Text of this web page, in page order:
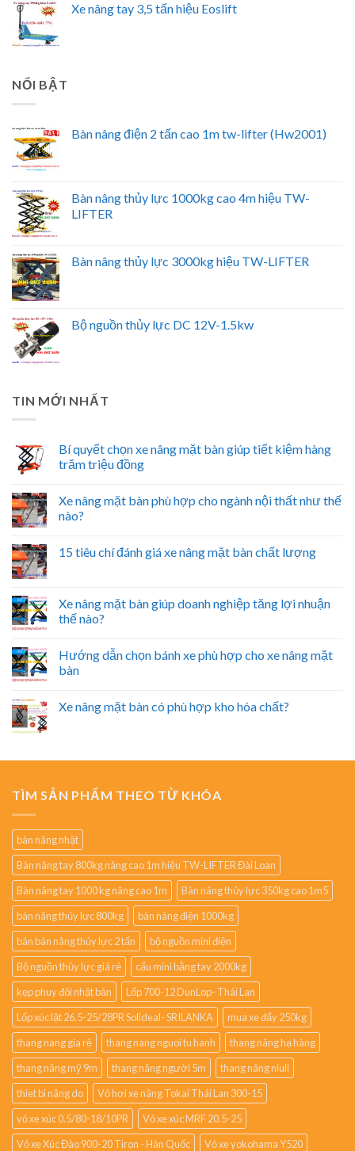
Xe nâng tay 3,5 tấn hiệu Eoslift
NỔI BẬT
Bàn nâng điện 2 tấn cao 1m tw-lifter (Hw2001)
Bàn nâng thủy lực 1000kg cao 4m hiệu TW-
LIFTER
Bàn nâng thủy lực 3000kg hiệu TW-LIFTER
Bộ nguồn thủy lực DC 12V-1.5kw
TIN MỚI NHẤT
Bí quyết chọn xe nâng mặt bàn giúp tiết kiệm hàng
trăm triệu đồng
Xe nâng mặt bàn phù hợp cho ngành nội thất như thế
nào?
15 tiêu chí đánh giá xe nâng mặt bàn chất lượng
Xe nâng mặt bàn giúp doanh nghiệp tăng lợi nhuận
thế nào?
Hướng dẫn chọn bánh xe phù hợp cho xe nâng mặt
bàn
Xe nâng mặt bàn có phù hợp kho hóa chất?
TÌM SẢN PHẨM THEO TỪ KHÓA
bàn nâng nhật
Bàn nâng tay 800kg nâng cao 1m hiệu TW-LIFTER Đài Loan
Bàn nâng tay 1000 kg nâng cao 1m
Bàn nâng thủy lực 350kg cao 1m5
bàn nâng thủy lực 800kg
bàn nâng điện 1000kg
bán bàn nâng thủy lực 2 tấn
bộ nguồn mini điện
Bộ nguồn thủy lực giá rẻ
cẩu mini bằng tay 2000kg
kẹp phuy đôi nhật bản
Lốp 700-12 DunLop- Thái Lan
Lốp xúc lật 26.5-25/28PR Solideal- SRILANKA
mua xe đẩy 250kg
thang nang gia rẻ
thang nang nguoi tu hanh
thang nâng hạ hàng
thang nâng mỹ 9m
thang nâng người 5m
thang nâng niuli
thiet bi nâng do
Vỏ hơi xe nâng Tokai Thái Lan 300-15
vỏ xe xúc 0.5/80-18/10PR
Vỏ xe xúc MRF 20.5-25
Vỏ xe Xúc Đào 900-20 Tiron - Hàn Quốc
Vỏ xe yokohama Y520